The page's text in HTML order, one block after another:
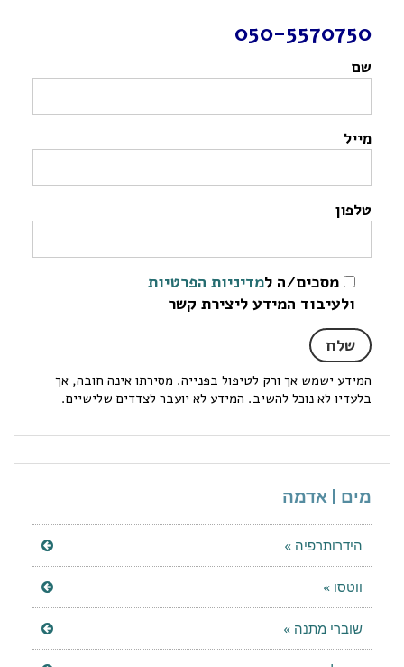
050-5570750
שם
מייל
טלפון
מסכים/ה למדיניות הפרטיות
ולעיבוד המידע ליצירת קשר
המידע ישמש אך ורק לטיפול בפנייה. מסירתו אינה חובה, אך
בלעדיו לא נוכל להשיב. המידע לא יועבר לצדדים שלישיים.
מים | אדמה
הידרותרפיה »
ווטסו »
שוברי מתנה »